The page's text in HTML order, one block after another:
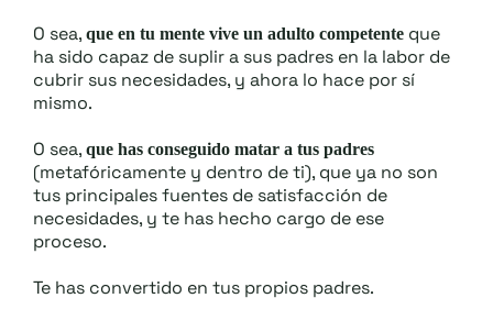
O sea, que en tu mente vive un adulto competente que
ha sido capaz de suplir a sus padres en la labor de
cubrir sus necesidades, y ahora lo hace por sí
mismo.
O sea, que has conseguido matar a tus padres
(metafóricamente y dentro de ti), que ya no son
tus principales fuentes de satisfacción de
necesidades, y te has hecho cargo de ese
proceso.
Te has convertido en tus propios padres.